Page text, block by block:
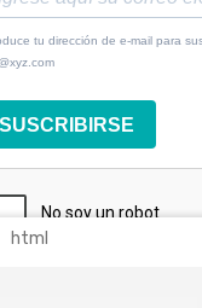
html
tu dirección de e-mail para
SUSCRIBIRSE